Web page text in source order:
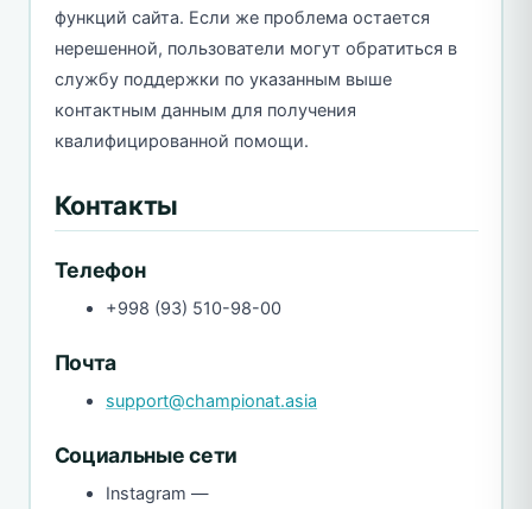
функций сайта. Если же проблема остается
нерешенной, пользователи могут обратиться в
службу поддержки по указанным выше
контактным данным для получения
квалифицированной помощи.
Контакты
Телефон
+998 (93) 510-98-00
Почта
support@championat.asia
Социальные сети
Instagram —